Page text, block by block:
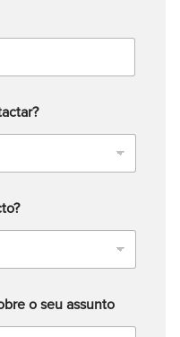
o seu assunto